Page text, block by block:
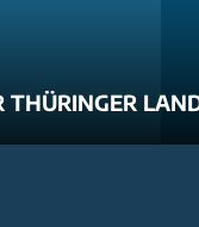
THÜRINGER